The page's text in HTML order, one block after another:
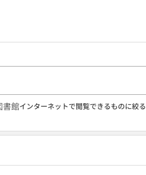
書館インターネットで閲覧できるものに絞る